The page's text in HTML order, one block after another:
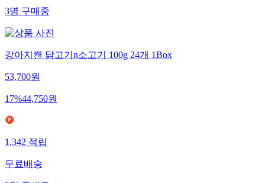
3명구매중
강아지캔 닭고기n소고기 100g 24개 1Box
53,700원
17%44,750원
1,342적립
무료배송